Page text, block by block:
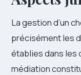
La gestion d’un
précisément les
établies dans les
médiation